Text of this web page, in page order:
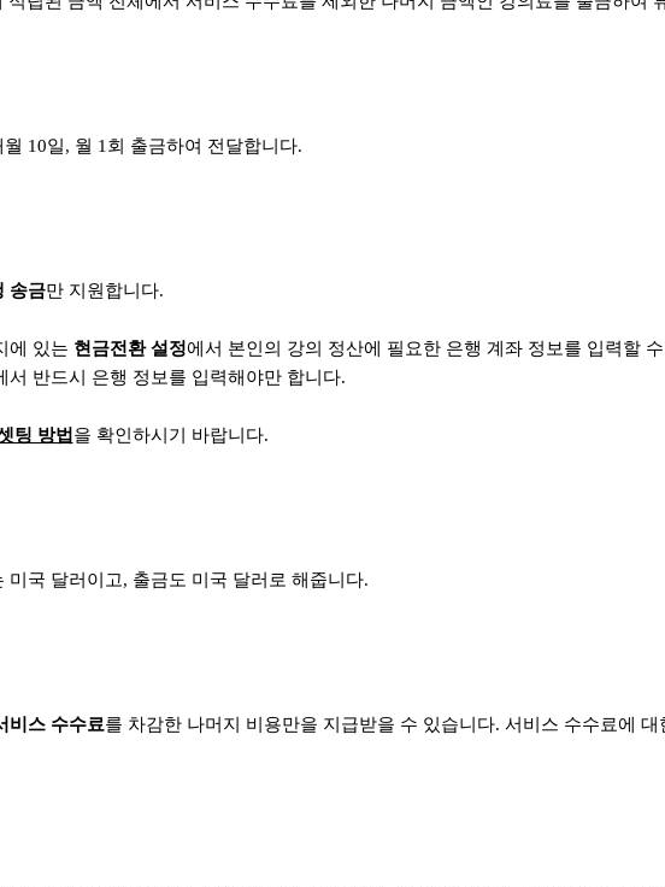
10일, 월 1회 출금하여 전달합니다.
송금만 지원합니다.
에 있는 현금전환 설정에서 본인의 강의 정산에 필요한 은행 계좌 정보를 입력할
서 반드시 은행 정보를 입력해야만 합니다.
팅 방법 을 확인하시기 바랍니다.
미국 달러이고, 출금도 미국 달러로 해줍니다.
비스 수수료를 차감한 나머지 비용만을 지급받을 수 있습니다. 서비스 수수료에